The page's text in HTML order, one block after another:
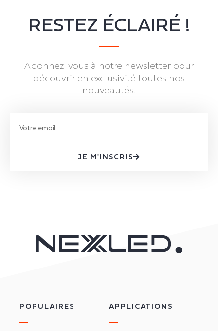
RESTEZ ÉCLAIRÉ !
Abonnez-vous à notre newsletter pour
découvrir en exclusivité toutes nos
nouveautés.
JE M'INSCRIS
POPULAIRES APPLICATIONS